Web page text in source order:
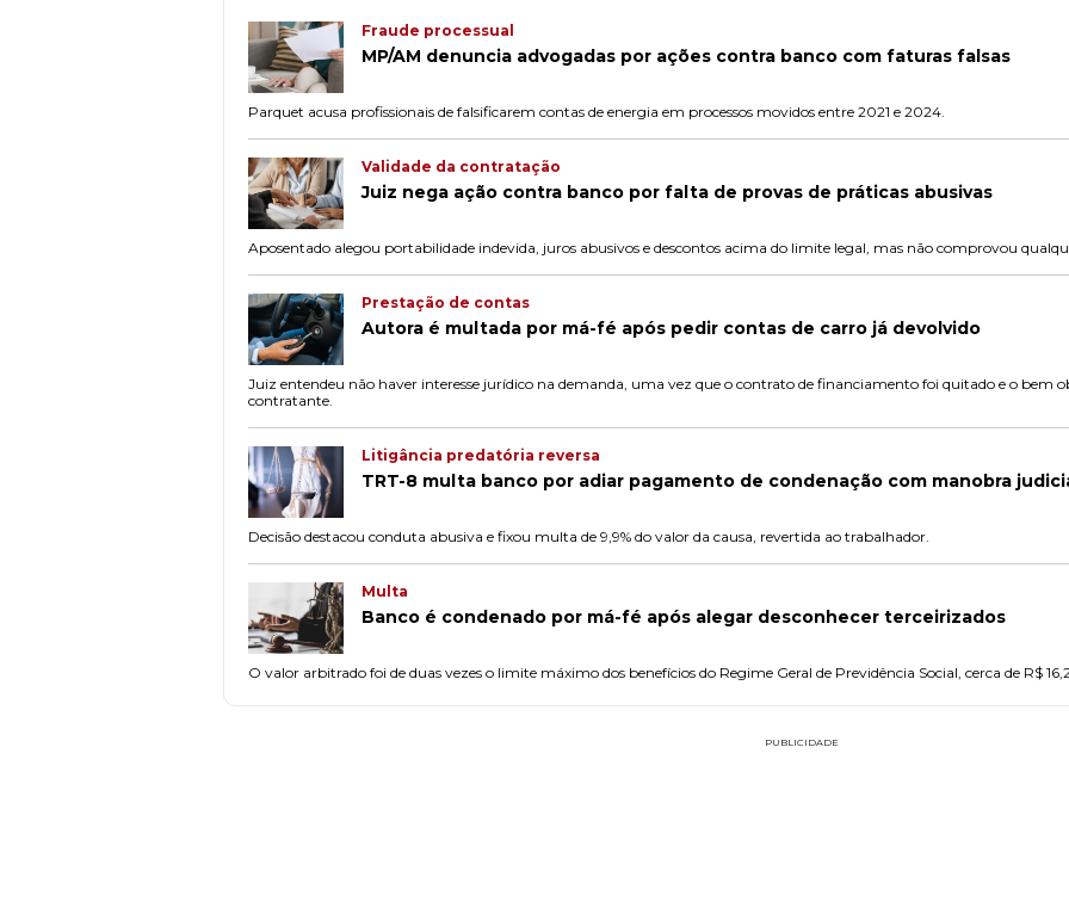
Fraude processual
MP/AM denuncia advogadas por ações contra banco com faturas falsas
Parquet acusa profissionais de falsificarem contas de energia em processos movidos entre 2021 e 2024.
Validade da contratação
Juiz nega ação contra banco por falta de provas de práticas abusivas
Aposentado alegou portabilidade indevida, juros abusivos e descontos acima do limite legal, mas não comprovou
Prestação de contas
Autora é multada por má-fé após pedir contas de carro já devolvido
Juiz entendeu não haver interesse jurídico na demanda, uma vez que o contrato de financiamento foi quitado e o bem
contratante.
Litigância predatória reversa
TRT-8 multa banco por adiar pagamento de condenação com manobra
Decisão destacou conduta abusiva e fixou multa de 9,9% do valor da causa, revertida ao trabalhador.
Multa
Banco é condenado por má-fé após alegar desconhecer terceirizados
O valor arbitrado foi de duas vezes o limite máximo dos benefícios do Regime Geral de Previdência Social, cerca de R$
PUBLICIDADE